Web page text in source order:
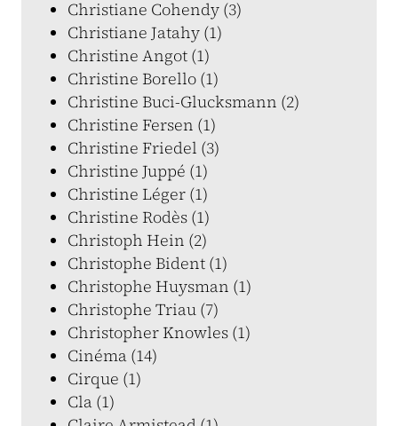
Christiane Cohendy (3)
Christiane Jatahy (1)
Christine Angot (1)
Christine Borello (1)
Christine Buci-Glucksmann (2)
Christine Fersen (1)
Christine Friedel (3)
Christine Juppé (1)
Christine Léger (1)
Christine Rodès (1)
Christoph Hein (2)
Christophe Bident (1)
Christophe Huysman (1)
Christophe Triau (7)
Christopher Knowles (1)
Cinéma (14)
Cirque (1)
Cla (1)